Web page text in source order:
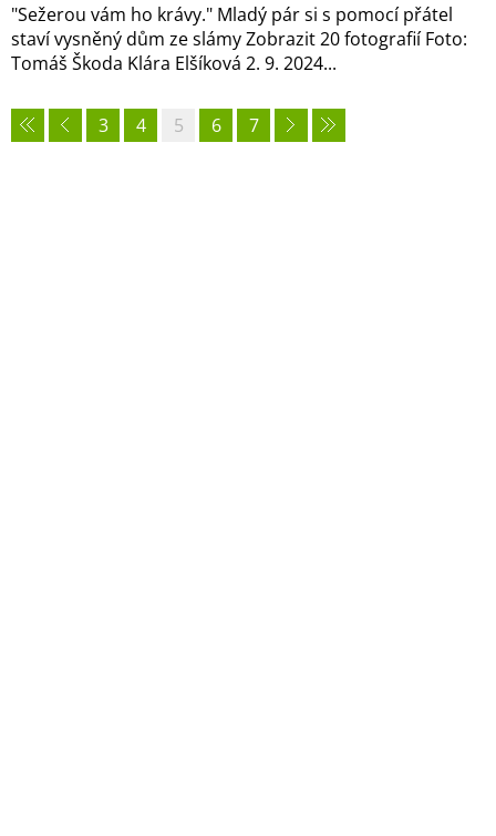
"Sežerou vám ho krávy." Mladý pár si s pomocí přátel
staví vysněný dům ze slámy Zobrazit 20 fotografií Foto:
Tomáš Škoda Klára Elšíková 2. 9. 2024...
3 4 5 6 7